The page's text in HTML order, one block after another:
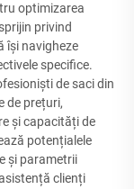
optimizarea
privind
își navigheze
specifice.
de saci din
de prețuri,
și capacități de
potențialele
și parametrii
clienți